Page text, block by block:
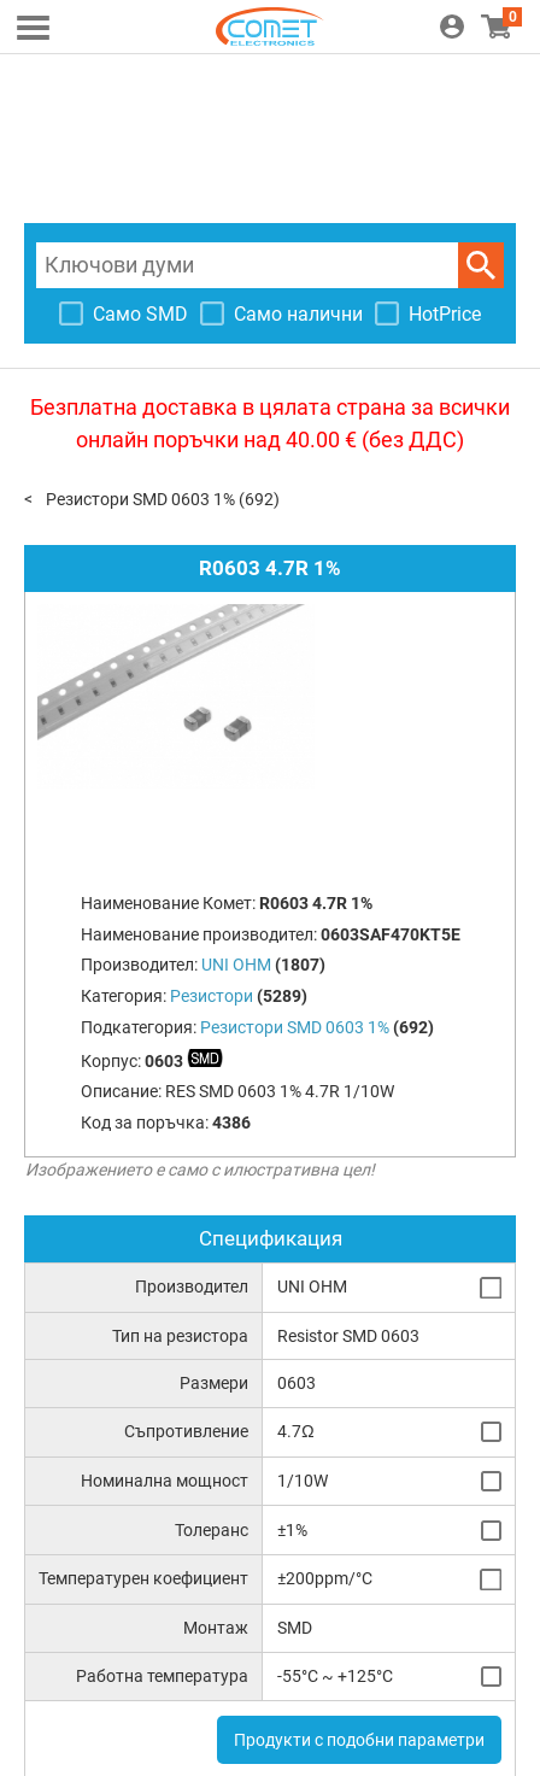
0
Само SMD Само налични HotPrice
Безплатна доставка в цялата страна за всички
онлайн поръчки над 40.00 € (без ДДС)
Резистори SMD 0603 1% (692)
R0603 4.7R 1%
Наименование Комет: R0603 4.7R 1%
Наименование производител:0603SAF470KT5E
Производител: UNI OHM (1807)
Категория: Резистори (5289)
Подкатегория: Резистори SMD 0603 1% (692)
Корпус:0603
Описание: RES SMD 0603 1% 4.7R 1/10W
Код за поръчка:4386
Изображението е само с илюстративна цел!
Спецификация
Производител UNI OHM
Тип на резистора Resistor SMD 0603
Размери 0603
Съпротивление 4.7Ω
Номинална мощност 1/10W
Толеранс ±1%
Температурен коефициент ±200ppm/°C
Монтаж SMD
Работна температура -55°C ~ +125°C
Продукти с подобни параметри